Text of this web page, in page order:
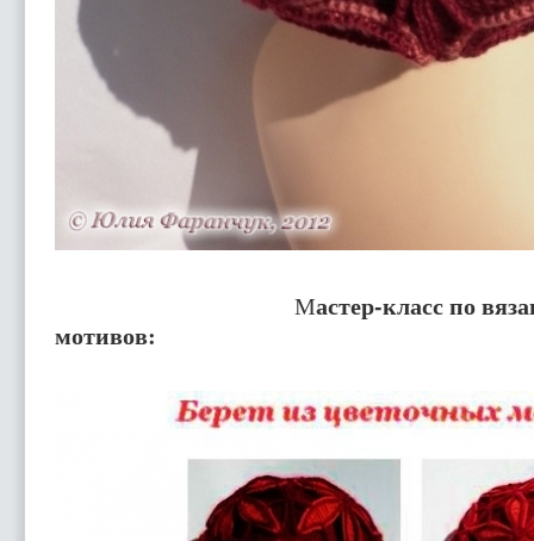
Мастер-класс по
мотивов: